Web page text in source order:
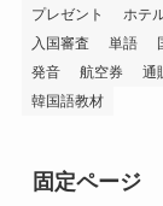
プレゼント
ホテ
入国審査
単語
発音
航空券 通
韓国語教材
固定ページ